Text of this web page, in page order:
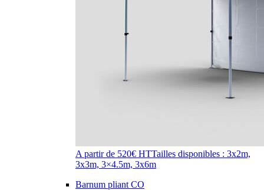
A partir de 520€ HTTailles disponibles : 3x2m,
3x3m, 3×4.5m, 3x6m
Barnum pliant CO